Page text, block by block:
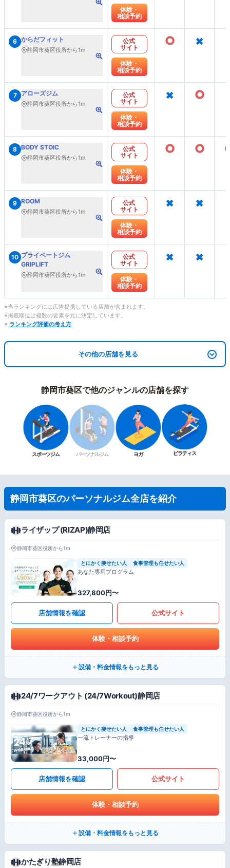
体験・
相談予約
6 からだフィット
静岡市葵区役所から1m
公式
サイト
体験・
相談予約
○ ×
7 アローズジム
静岡市葵区役所から1m
公式
サイト
体験・
相談予約
× ○
8 BODY STOIC
静岡市葵区役所から1m
公式
サイト
体験・
相談予約
○ ○
9 ROOM
静岡市葵区役所から1m
公式
サイト
体験・
相談予約
× ×
10 プライベートジム
GRIPLIFT
静岡市葵区役所から1m
公式
サイト
体験・
相談予約
× ×
※当ランキングには広告提携している店舗が含まれます。
※掲載順位は複数の要素を元に決定しています。
※ ランキング評価の考え方
その他の店舗を見る
静岡市葵区で他のジャンルの店舗を探す
スポーツジム パーソナルジム ヨガ ピラティス
静岡市葵区のパーソナルジム全店を紹介
ライザップ (RIZAP)静岡店
静岡市葵区役所から1m
とにかく痩せたい人 食事管理も任せたい人
あなた専用プログラム
327,800円〜
店舗情報を確認 公式サイト
体験・相談予約
設備・料金情報をもっと見る
24/7ワークアウト (24/7Workout)静岡店
静岡市葵区役所から1m
とにかく痩せたい人 食事管理も任せたい人
一流トレーナーの指導
33,000円〜
店舗情報を確認 公式サイト
体験・相談予約
設備・料金情報をもっと見る
かたぎり塾静岡店